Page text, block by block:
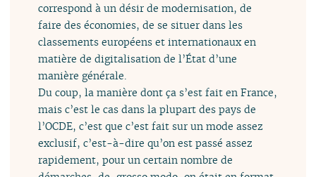
correspond à un désir de modernisation, de
faire des économies, de se situer dans les
classements européens et internationaux en
matière de digitalisation de l’État d’une
manière générale.
Du coup, la manière dont ça s’est fait en France,
mais c’est le cas dans la plupart des pays de
l’OCDE, c’est que c’est fait sur un mode assez
exclusif, c’est-à-dire qu’on est passé assez
rapidement, pour un certain nombre de